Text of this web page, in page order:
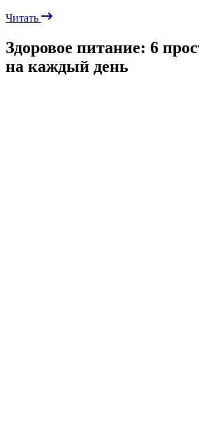
Читать
Здоровое питание: 6
на каждый день